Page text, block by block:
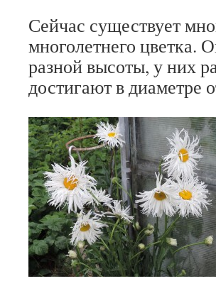
Сейчас существует
многолетнего цветка.
разной высоты, у них
достигают в диаметре